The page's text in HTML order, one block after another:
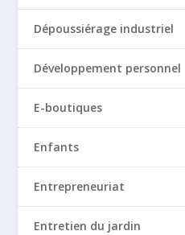
Dépoussiérage industriel
Développement personnel
E-boutiques
Enfants
Entrepreneuriat
Entretien du jardin